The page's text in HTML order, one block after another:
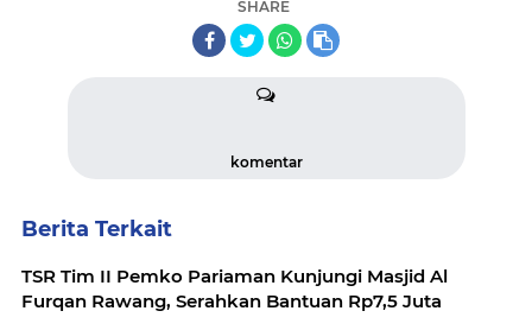
SHARE
komentar
Berita Terkait
TSR Tim II Pemko Pariaman Kunjungi Masjid Al
Furqan Rawang, Serahkan Bantuan Rp7,5 Juta